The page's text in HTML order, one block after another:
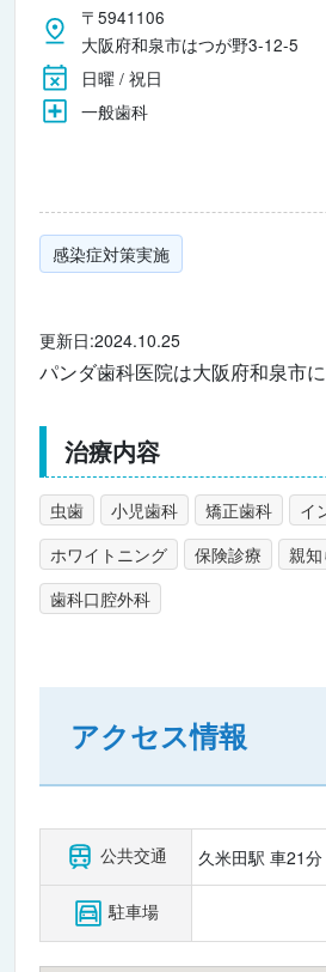
〒5941106
大阪府和泉市はつが野3-12-5
日曜 / 祝日
一般歯科
感染症対策実施
更新日:2024.10.25
パンダ歯科医院は大阪府和泉市に
治療内容
虫歯 小児歯科 矯正歯科
イ
ホワイトニング
保険診療
親
歯科口腔外科
アクセス情報
公共交通 久米田駅 車21分
駐車場